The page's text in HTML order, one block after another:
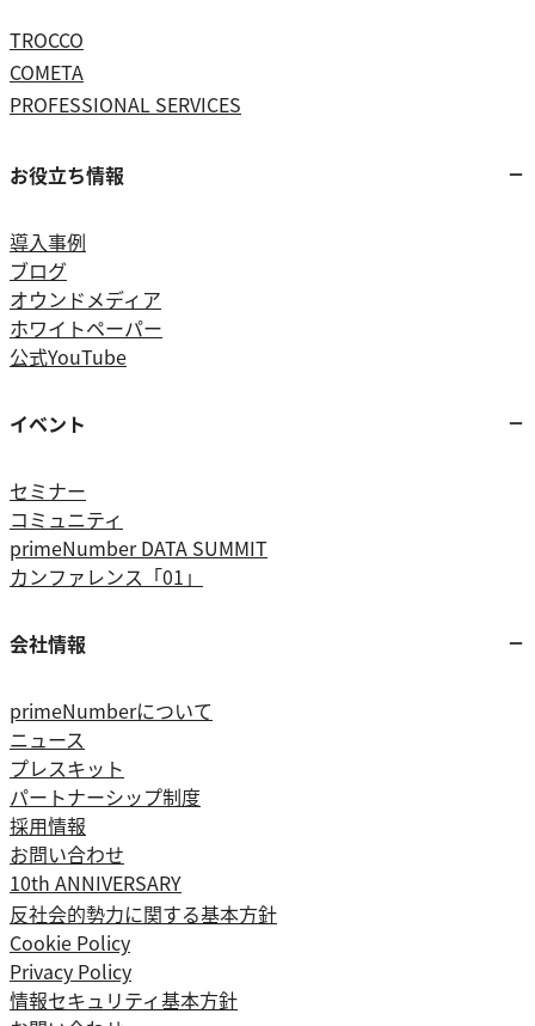
TROCCO
COMETA
PROFESSIONAL SERVICES
お役立ち情報
導入事例
ブログ
オウンドメディア
ホワイトペーパー
公式YouTube
イベント
セミナー
コミュニティ
primeNumber DATA SUMMIT
カンファレンス「01」
会社情報
primeNumberについて
ニュース
プレスキット
パートナーシップ制度
採用情報
お問い合わせ
10th ANNIVERSARY
反社会的勢力に関する基本方針
Cookie Policy
Privacy Policy
情報セキュリティ基本方針